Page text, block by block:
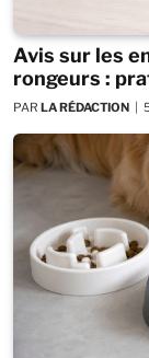
Avis sur les
rongeurs :
PAR LA RÉDACTION